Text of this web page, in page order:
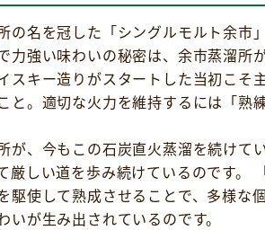
の名を冠した「シングルモルト余市
力強い味わいの秘密は、余市蒸溜所
スキー造りがスタートした当初こそ
と。適切な火力を維持するには「熟
が、今もこの石炭直火蒸溜を続けて
厳しい道を歩み続けているのです。
駆使して熟成させることで、多様な
いが生み出されているのです。